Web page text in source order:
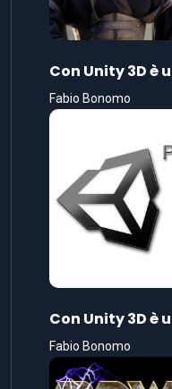
Con Unity 3D è
Fabio Bonomo
Con Unity 3D è
Fabio Bonomo